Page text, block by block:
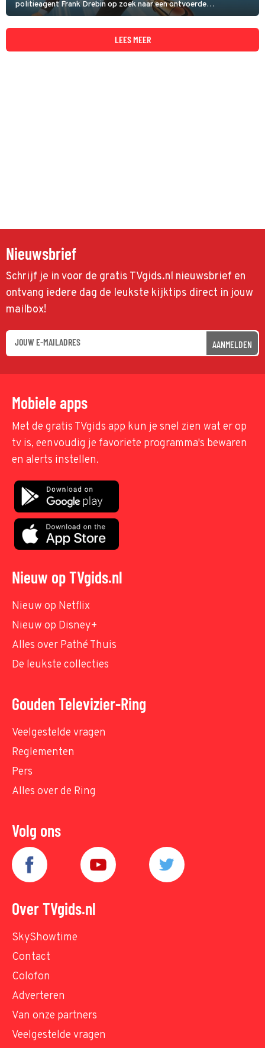
politieagent Frank Drebin op zoek naar een ontvoerde
wetenschapper. Dat levert de nodige chaos op.
LEES MEER
Nieuwsbrief
Schrijf je in voor de gratis TVgids.nl nieuwsbrief en
ontvang iedere dag de leukste kijktips direct in jouw
mailbox!
AANMELDEN
Mobiele apps
Met de gratis TVgids app kun je snel zien wat er op
tv is, eenvoudig je favoriete programma's bewaren
en alerts instellen.
Nieuw op TVgids.nl
Nieuw op Netflix
Nieuw op Disney+
Alles over Pathé Thuis
De leukste collecties
Gouden Televizier-Ring
Veelgestelde vragen
Reglementen
Pers
Alles over de Ring
Volg ons
Over TVgids.nl
SkyShowtime
Contact
Colofon
Adverteren
Van onze partners
Veelgestelde vragen